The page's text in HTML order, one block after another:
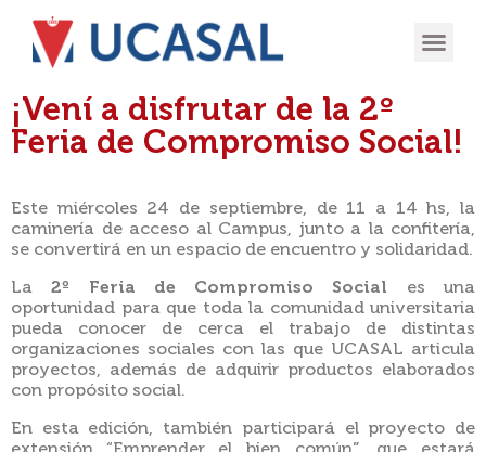
¡Vení a disfrutar de la 2º
Feria de Compromiso Social!
Este miércoles 24 de septiembre, de 11 a 14 hs, la
caminería de acceso al Campus, junto a la confitería,
se convertirá en un espacio de encuentro y solidaridad.
La2º Feria de Compromiso Social es una
oportunidad para que toda la comunidad universitaria
pueda conocer de cerca el trabajo de distintas
organizaciones sociales con las que UCASAL articula
proyectos, además de adquirir productos elaborados
con propósito social.
En esta edición, también participará el proyecto de